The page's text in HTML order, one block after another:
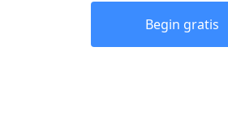
Begin gratis